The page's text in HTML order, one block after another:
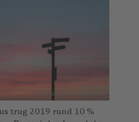
© Javier Allegue Barros_Unsplash
trug 2019 rund 10 %